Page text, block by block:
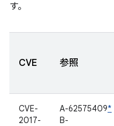
す。
CVE 参照
CVE-
2017-
A-62575409*
B-